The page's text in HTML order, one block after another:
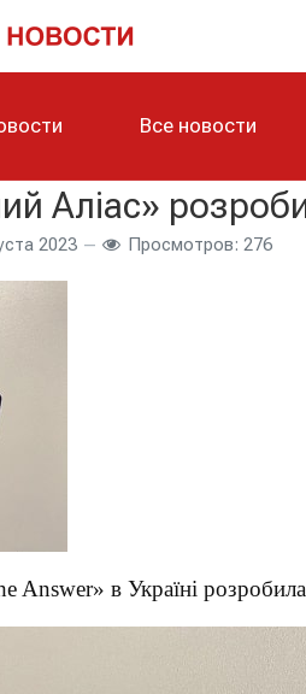
Все новости
Аліас»
2023 Просмотров: 276
Answer» в Україні